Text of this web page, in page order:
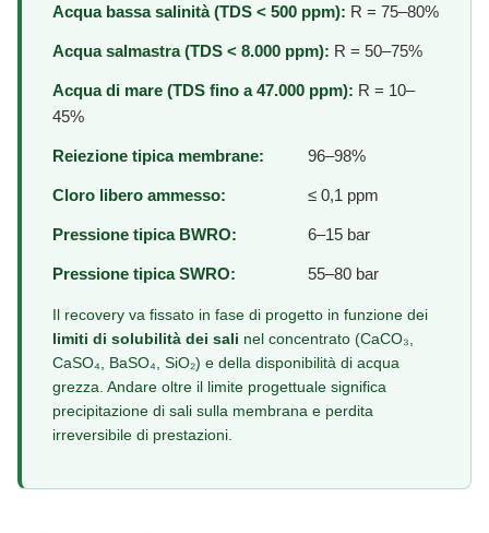
Acqua bassa salinità (TDS < 500 ppm): R = 75–80%
Acqua salmastra (TDS < 8.000 ppm): R = 50–75%
Acqua di mare (TDS fino a 47.000 ppm): R = 10–
45%
Reiezione tipica membrane: 96–98%
Cloro libero ammesso: ≤ 0,1 ppm
Pressione tipica BWRO: 6–15 bar
Pressione tipica SWRO: 55–80 bar
Il recovery va fissato in fase di progetto in funzione dei
limiti di solubilità dei sali nel concentrato (CaCO₃,
CaSO₄, BaSO₄, SiO₂) e della disponibilità di acqua
grezza. Andare oltre il limite progettuale significa
precipitazione di sali sulla membrana e perdita
irreversibile di prestazioni.